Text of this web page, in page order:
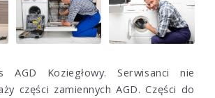
AGD Koziegłowy. Serwisanci nie
części zamiennych AGD. Części do